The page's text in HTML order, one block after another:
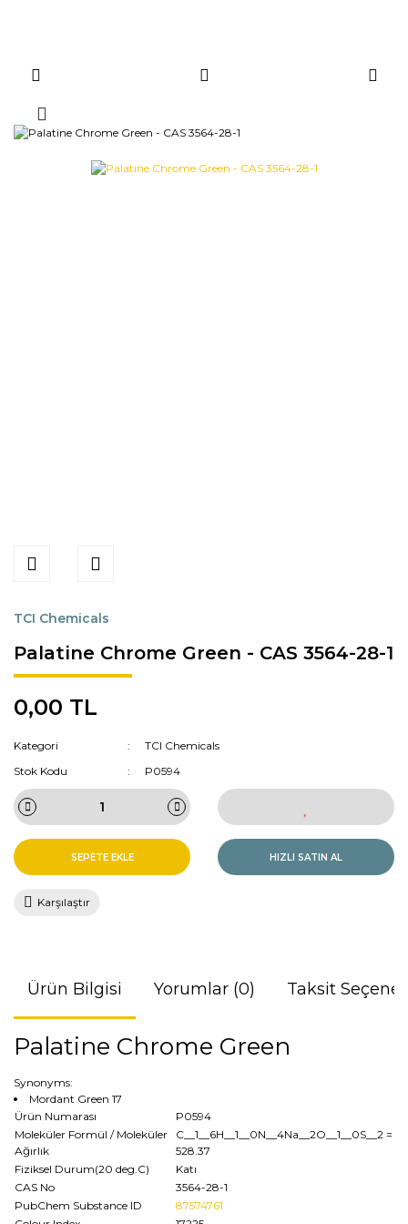
TCI Chemicals
Palatine Chrome Green - CAS 3564-28-1
0,00 TL
Kategori
TCI Chemicals
Stok Kodu
P0594
SEPETE EKLE HIZLI SATIN AL
Karşılaştır
Ürün Bilgisi Yorumlar (0) Taksit
Palatine Chrome Green
Synonyms:
Mordant Green 17
Ürün Numarası
P0594
Moleküler Formül / Moleküler
Ağırlık
C__1__6H__1__0N__4Na__2O__1__0S__2 =
528.37
Fiziksel Durum(20 deg.C)
Katı
CAS No
3564-28-1
PubChem Substance ID
87574761